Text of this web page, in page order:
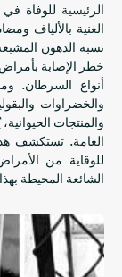
الرئيسية للوفاة في
الغنية بالألياف
نسبة الدهون
خطر الإصابة
أنواع السرطان.
والخضراوات
والمنتجات
العامة. تستكشف هذه
للوقاية من
الشائعة المحيطة